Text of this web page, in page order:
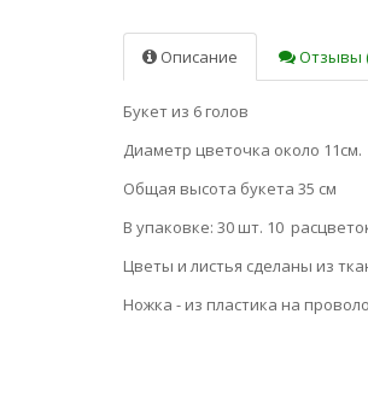
Описание Отзывы
Букет из 6 голов
Диаметр цветочка около 11см.
Общая высота букета 35 см
В упаковке: 30 шт. 10
Цветы и листья сделаны из
Ножка - из пластика на